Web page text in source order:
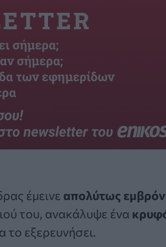
έμεινε απολύτως
του, ανακάλυψε ένα
το εξερευνήσει.